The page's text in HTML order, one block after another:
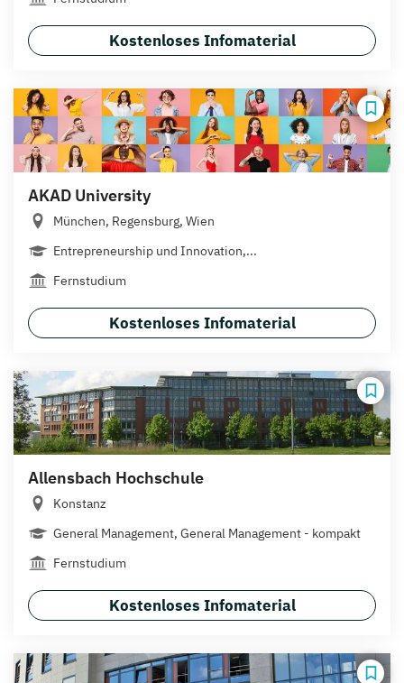
Kostenloses Infomaterial
AKAD University
München, Regensburg, Wien
Entrepreneurship und Innovation,...
Fernstudium
Kostenloses Infomaterial
Allensbach Hochschule
Konstanz
General Management, General Management - kompakt
Fernstudium
Kostenloses Infomaterial